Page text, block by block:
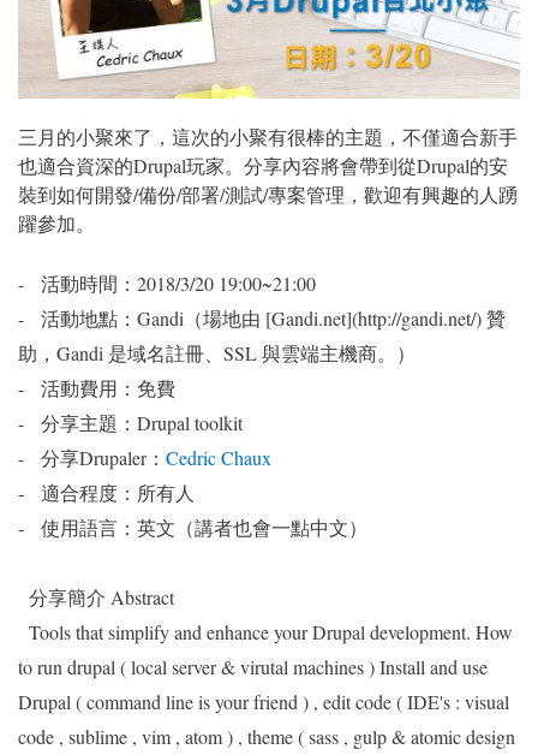
三月的小聚來了，這次的小聚有很棒的主題，不僅適合新手
也適合資深的Drupal玩家。分享內容將會帶到從Drupal的安
裝到如何開發/備份/部署/測試/專案管理，歡迎有興趣的人踴
躍參加。
- 活動時間：2018/3/20 19:00~21:00
- 活動地點：Gandi（場地由 [Gandi.net](http://gandi.net/) 贊
助，Gandi 是域名註冊、SSL 與雲端主機商。）
- 活動費用：免費
- 分享主題：Drupal toolkit
- 分享Drupaler： Cedric Chaux
- 適合程度：所有人
- 使用語言：英文（講者也會一點中文）
分享簡介 Abstract
Tools that simplify and enhance your Drupal development. How
to run drupal ( local server & virutal machines ) Install and use
Drupal ( command line is your friend ) , edit code ( IDE's : visual
code , sublime , vim , atom ) , theme ( sass , gulp & atomic design